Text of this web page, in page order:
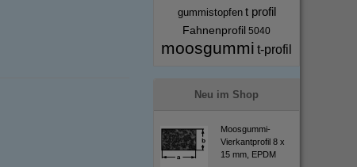
gummistopfen t profil
Fahnenprofil 5040
moosgummi t-profil
Neu im Shop
Moosgummi-
Vierkantprofil 8 x
15 mm, EPDM